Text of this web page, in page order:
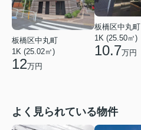
板橋区中丸町
1K (25.02㎡)
12万円
板橋区中丸町
1K (25.50㎡)
10.7万円
よく見られている物件